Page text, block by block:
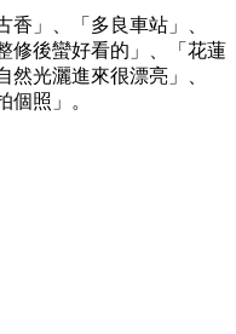
」、「多良車站」、
修後蠻好看的」、「花蓮
光灑進來很漂亮」、
個照」。